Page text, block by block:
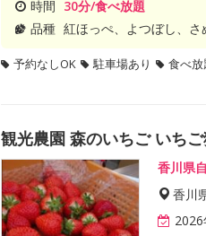
時間 30分/食べ放題
品種 紅ほっぺ、よつぼし、さ
予約なしOK 駐車場あり 食べ放
観光農園 森のいちご いちご
香川県
香川